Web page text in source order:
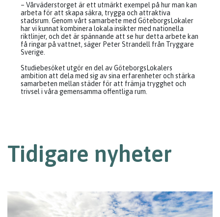
– Vårväderstorget är ett utmärkt exempel på hur man kan
arbeta för att skapa säkra, trygga och attraktiva
stadsrum. Genom vårt samarbete med GöteborgsLokaler
har vi kunnat kombinera lokala insikter med nationella
riktlinjer, och det är spännande att se hur detta arbete kan
få ringar på vattnet, säger Peter Strandell från Tryggare
Sverige.
Studiebesöket utgör en del av GöteborgsLokalers
ambition att dela med sig av sina erfarenheter och stärka
samarbeten mellan städer för att främja trygghet och
trivsel i våra gemensamma offentliga rum.
Tidigare nyheter